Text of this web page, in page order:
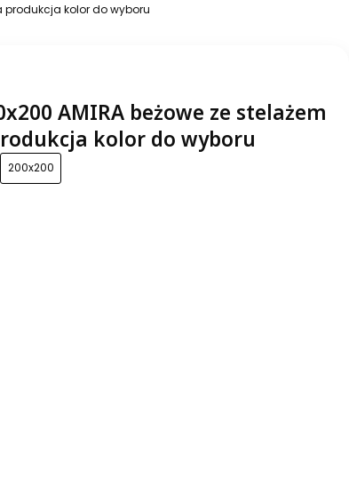
produkcja kolor do wyboru
AMIRA beżowe ze stelażem
kolor do wyboru
200x200